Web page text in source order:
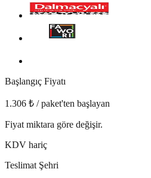
Başlangıç Fiyatı
1.306 ₺ / paket'ten başlayan
Fiyat miktara göre değişir.
KDV hariç
Teslimat Şehri